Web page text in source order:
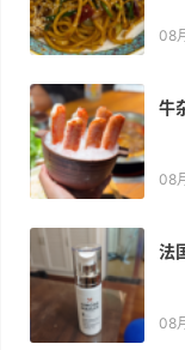
08
【
08
08